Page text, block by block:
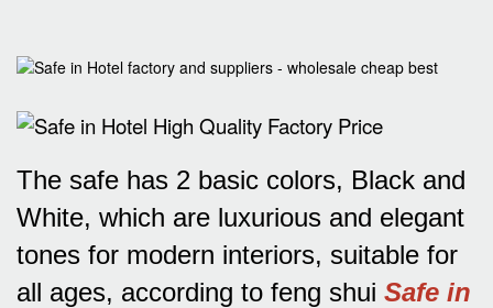
The safe has 2 basic colors, Black and
White, which are luxurious and elegant
tones for modern interiors, suitable for
all ages, according to feng shui Safe in